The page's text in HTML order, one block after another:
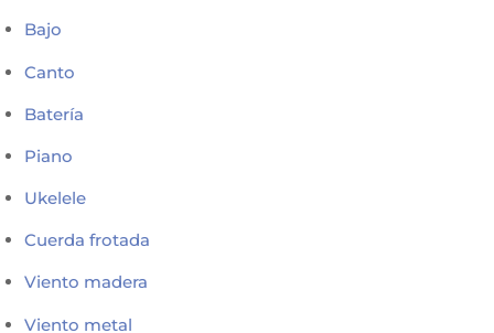
Bajo
Canto
Batería
Piano
Ukelele
Cuerda frotada
Viento madera
Viento metal